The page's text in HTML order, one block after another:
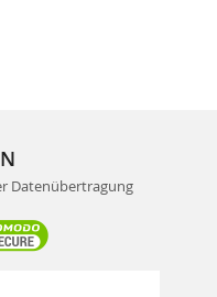
Datenübertragung